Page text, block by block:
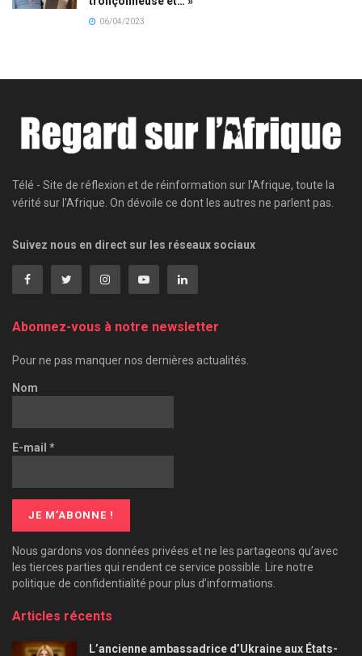
06/04/2023
Télé - Site de réflexion et de réinformation sur l'Afrique, toute la
vérité sur l'Afrique. On dévoile ce dont les autres ne parlent pas.
Suivez nous en direct sur les réseaux sociaux
Abonnez-vous à notre newsletter
Pour ne pas manquer nos dernières actualités.
Nom
E-mail *
Nous gardons vos données privées et ne les partageons qu’avec
les tierces parties qui rendent ce service possible. Lire notre
politique de confidentialité pour plus d’informations.
Articles récents
L’ancienne ambassadrice d’Ukraine aux États-